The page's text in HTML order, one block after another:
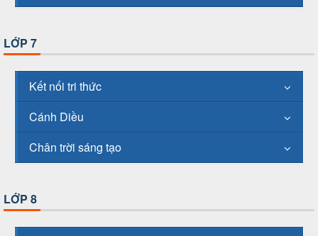
LỚP 7
Kết nối tri thức
Cánh Diều
Chân trời sáng tạo
LỚP 8